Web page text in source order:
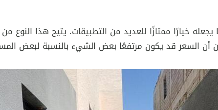
يجعله خيارًا ممتازًا للعديد من التطبيقات. يتيح هذا
أن السعر قد يكون مرتفعًا بعض الشيء بالنسبة لبعض